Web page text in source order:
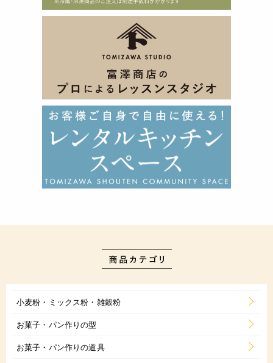
小麦粉・ミックス粉・雑穀粉
お菓子・パン作りの型
お菓子・パン作りの道具